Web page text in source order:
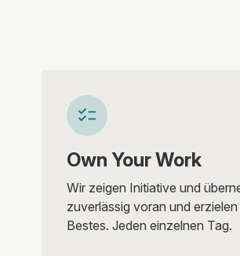
Own Your Work
Wir zeigen Initiative und
zuverlässig voran und
Bestes. Jeden einzelnen Tag.